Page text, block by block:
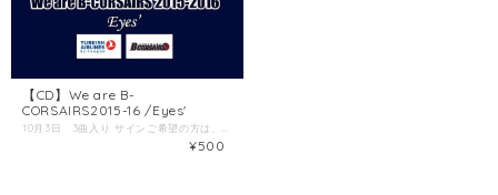
【CD】We are B-
CORSAIRS2015-16 /Eyes'
¥500